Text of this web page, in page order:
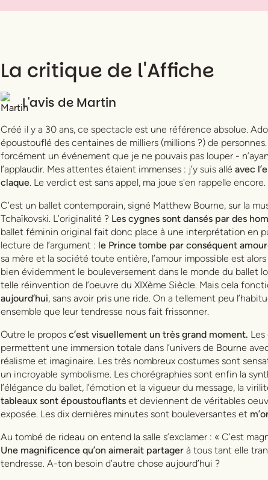
La critique de l'Affiche
L'avis de Martin
Créé il y a 30 ans, ce spectacle est une référence absolue.
époustouflé des centaines de milliers (millions ?) de
forcément un événement que je ne pouvais pas louper -
l’applaudir. Mes attentes étaient immenses : j’y suis allé avec
claque. Le verdict est sans appel, ma joue s'en rappelle encore.
C’est un ballet contemporain, signé Matthew Bourne, sur la
Tchaïkovski. L’originalité ? Les cygnes sont dansés par des
ballet féminin original fait donc place à une interprétation en
lecture de l’argument : le Prince tombe par conséquent
sa mère et la société toute entière, l’amour impossible est
bien évidemment le bouleversement dans le monde du ballet
telle réinvention de l’oeuvre du XIXème Siècle. Mais cela
aujourd’hui, sans avoir pris une ride. On a tellement peu
ensemble que leur tendresse nous fait frissonner.
Outre le propos c’est visuellement un très grand moment.
permettent une immersion totale dans l’univers de Bourne
réalisme et imaginaire. Les très nombreux costumes sont
un incroyable symbolisme. Les chorégraphies sont enfin la
l’élégance du ballet, l’émotion et la vigueur du message, la
tableaux sont époustouflants et deviennent de véritables
exposée. Les dix dernières minutes sont bouleversantes et
Au tombé de rideau on entend la salle s’exclamer : « C’est
Une magnificence qu’on aimerait partager à tous tant elle
tendresse. A-ton besoin d’autre chose aujourd’hui ?